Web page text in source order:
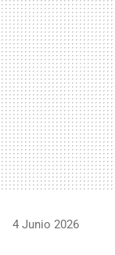
4 Junio 2026